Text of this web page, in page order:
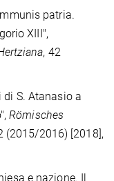
patria.
XIII",
, 42
di S. Atanasio a
Römisches
(2015/2016) [2018],
e nazione. Il